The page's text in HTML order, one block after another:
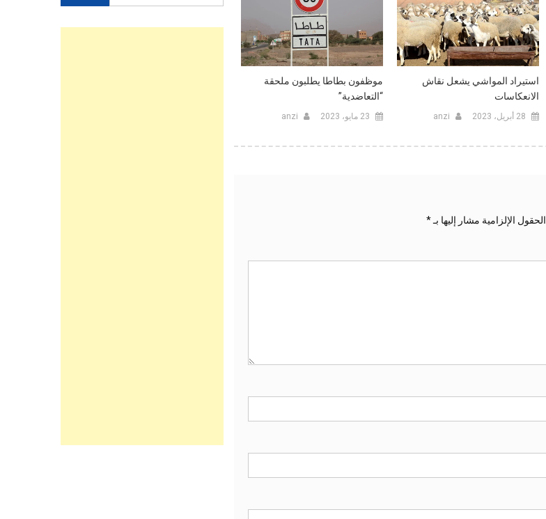
استيراد المواشي يشعل نقاش
الانعكاسات‎‎
28 أبريل، 2023 anzi
موظفون بطاطا يطلبون ملحقة
“التعاضدية”
23 مايو، 2023 anzi
الحقول الإلزامية مشار إليها بـ*
عن: